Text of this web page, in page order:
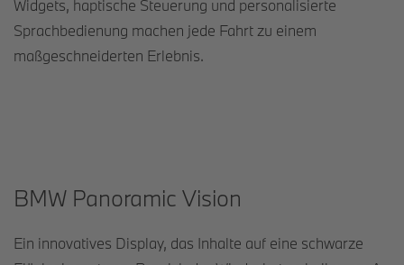
Widgets, haptische Steuerung und personalisierte
Sprachbedienung machen jede Fahrt zu einem
maßgeschneiderten Erlebnis.
BMW Panoramic Vision
Ein innovatives Display, das Inhalte auf eine schwarze